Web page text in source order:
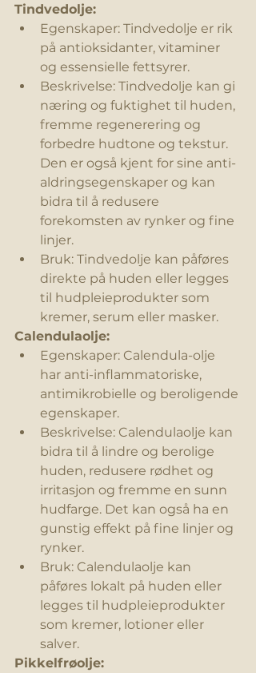
Tindvedolje:
Egenskaper: Tindvedolje er rik
på antioksidanter, vitaminer
og essensielle fettsyrer.
Beskrivelse: Tindvedolje kan gi
næring og fuktighet til huden,
fremme regenerering og
forbedre hudtone og tekstur.
Den er også kjent for sine anti-
aldringsegenskaper og kan
bidra til å redusere
forekomsten av rynker og fine
linjer.
Bruk: Tindvedolje kan påføres
direkte på huden eller legges
til hudpleieprodukter som
kremer, serum eller masker.
Calendulaolje:
Egenskaper: Calendula-olje
har anti-inflammatoriske,
antimikrobielle og beroligende
egenskaper.
Beskrivelse: Calendulaolje kan
bidra til å lindre og berolige
huden, redusere rødhet og
irritasjon og fremme en sunn
hudfarge. Det kan også ha en
gunstig effekt på fine linjer og
rynker.
Bruk: Calendulaolje kan
påføres lokalt på huden eller
legges til hudpleieprodukter
som kremer, lotioner eller
salver.
Pikkelfrøolje: